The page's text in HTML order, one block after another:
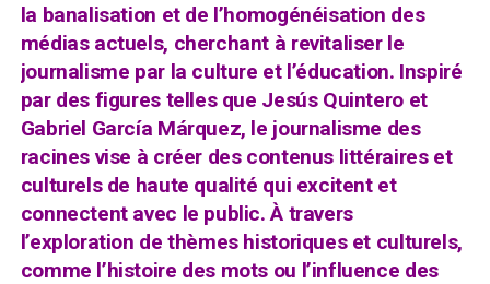
la banalisation et de l’homogénéisation des
médias actuels, cherchant à revitaliser le
journalisme par la culture et l’éducation. Inspiré
par des figures telles que Jesús Quintero et
Gabriel García Márquez, le journalisme des
racines vise à créer des contenus littéraires et
culturels de haute qualité qui excitent et
connectent avec le public. À travers
l’exploration de thèmes historiques et culturels,
comme l’histoire des mots ou l’influence des